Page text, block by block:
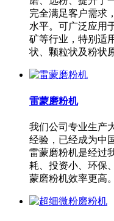
完全满足客户需求
水平。可广泛应用
矿等行业，特别适
状、颗粒状及粉状
雷蒙磨粉机
我们公司专业生产
经验，已经成为中
雷蒙磨粉机是经过
耗、投资小、环保
蒙磨粉机效率更高。